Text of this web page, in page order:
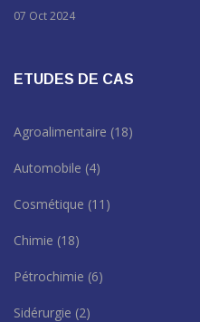
07 Oct 2024
ETUDES DE CAS
Agroalimentaire (18)
Automobile (4)
Cosmétique (11)
Chimie (18)
Pétrochimie (6)
Sidérurgie (2)